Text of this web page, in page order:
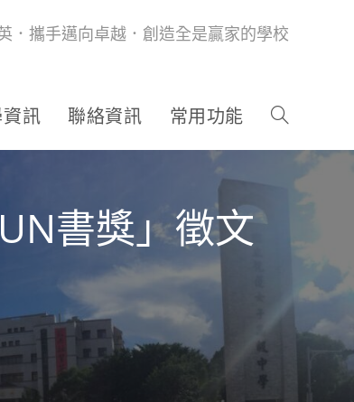
．攜手邁向卓越．創造全是贏家的學校
訊 聯絡資訊 常用功能
書獎」徵文